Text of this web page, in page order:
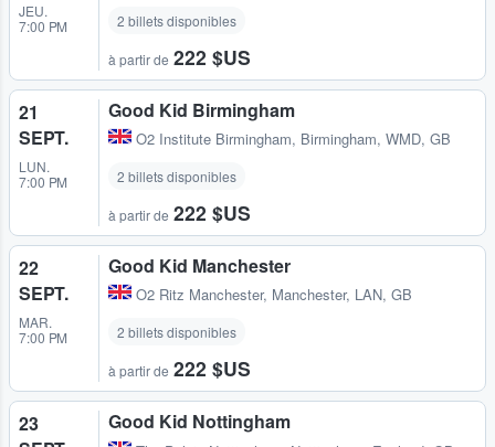
JEU.
7:00 PM
2 billets disponibles
à partir de 222 $US
21
SEPT.
LUN.
7:00 PM
Good Kid Birmingham
O2 Institute Birmingham, Birmingham, WMD, GB
2 billets disponibles
à partir de 222 $US
22
SEPT.
MAR.
7:00 PM
Good Kid Manchester
O2 Ritz Manchester, Manchester, LAN, GB
2 billets disponibles
à partir de 222 $US
23
Good Kid Nottingham